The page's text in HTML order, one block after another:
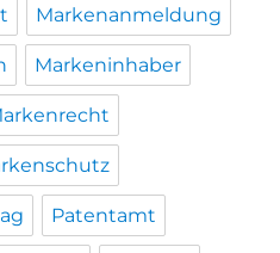
Markenanmeldung
Markeninhaber
Patentamt